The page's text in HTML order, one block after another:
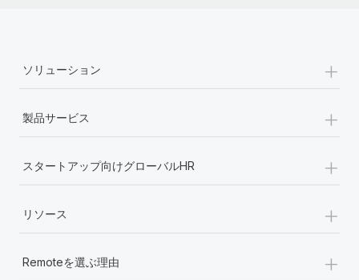
ソリューション +
製品サービス +
スタートアップ向けグローバルHR +
リソース +
Remoteを選ぶ理由 +